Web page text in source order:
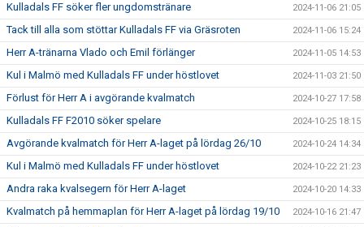
Kulladals FF söker fler ungdomstränare 2024-11-06 21:05
Tack till alla som stöttar Kulladals FF via Gräsroten 2024-11-06 15:24
Herr A-tränarna Vlado och Emil förlänger 2024-11-05 14:53
Kul i Malmö med Kulladals FF under höstlovet 2024-11-03 21:50
Förlust för Herr A i avgörande kvalmatch 2024-10-27 17:58
Kulladals FF F2010 söker spelare 2024-10-25 18:15
Avgörande kvalmatch för Herr A-laget på lördag 26/10 2024-10-24 14:34
Kul i Malmö med Kulladals FF under höstlovet 2024-10-22 21:23
Andra raka kvalsegern för Herr A-laget 2024-10-20 14:33
Kvalmatch på hemmaplan för Herr A-laget på lördag 19/10 2024-10-16 21:47